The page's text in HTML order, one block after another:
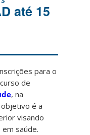
até 15
para o
de
, na
é a
visando
saúde.